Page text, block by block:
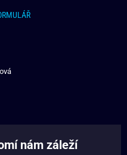
nám záleží